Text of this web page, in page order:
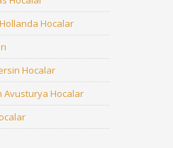
Hocalar
Hocalar
Avusturya Hocalar